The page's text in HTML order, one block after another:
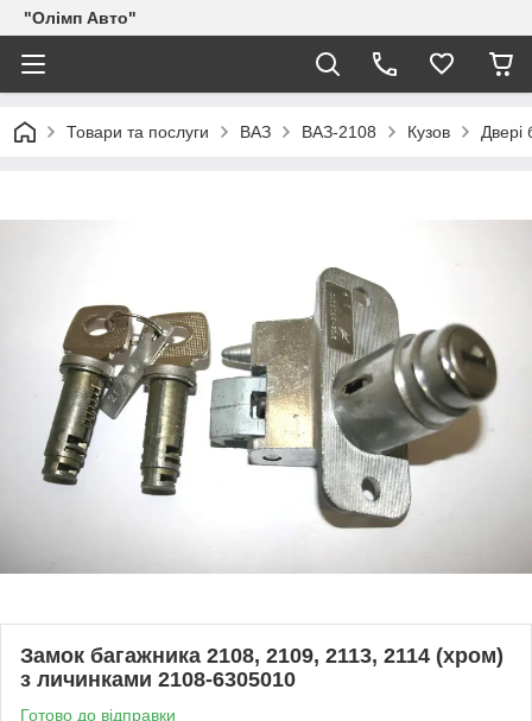
"Олімп Авто"
Товари та послуги ВАЗ ВАЗ-2108 Кузов Двері
Замок багажника 2108, 2109, 2113, 2114 (хром)
з личинками 2108-6305010
Готово до відправки